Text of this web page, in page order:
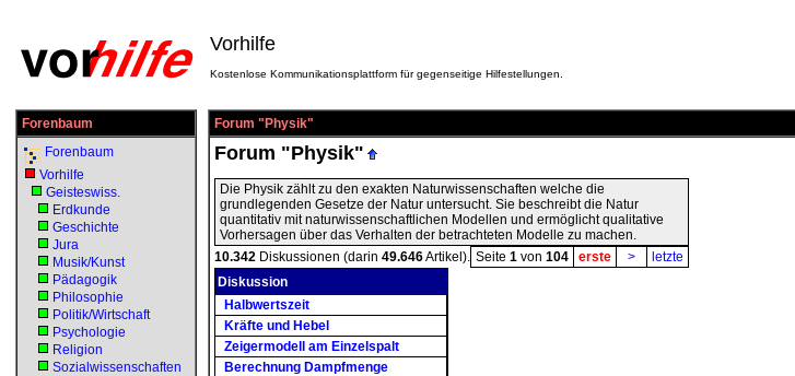
Vorhilfe
Kostenlose Kommunikationsplattform für gegenseitige Hilfestellungen.
Forenbaum
Forenbaum
Vorhilfe
Geisteswiss.
Erdkunde
Geschichte
Jura
Musik/Kunst
Pädagogik
Philosophie
Politik/Wirtschaft
Psychologie
Religion
Sozialwissenschaften
Forum "Physik"
Forum "Physik"
Die Physik zählt zu den exakten Naturwissenschaften welche die
grundlegenden Gesetze der Natur untersucht. Sie beschreibt die Natur
quantitativ mit naturwissenschaftlichen Modellen und ermöglicht qualitative
Vorhersagen über das Verhalten der betrachteten Modelle zu machen.
10.342 Diskussionen (darin 49.646Artikel). Seite 1 von 104 erste >
letzte
Diskussion
Halbwertszeit
Kräfte und Hebel
Zeigermodell am Einzelspalt
Berechnung Dampfmenge